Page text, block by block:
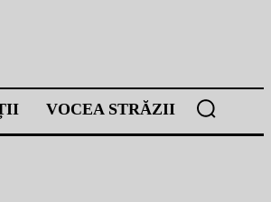
VOCEA STRĂZII